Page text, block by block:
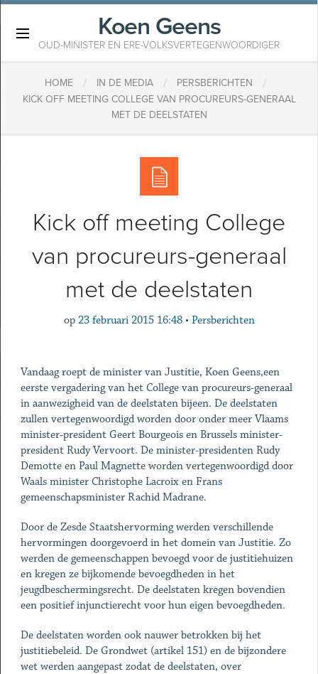
Koen Geens
OUD-MINISTER EN ERE-VOLKSVERTEGENWOORDIGER
HOME / IN DE MEDIA / PERSBERICHTEN /
KICK OFF MEETING COLLEGE VAN PROCUREURS-GENERAAL
MET DE DEELSTATEN
Kick off meeting College
van procureurs-generaal
met de deelstaten
op 23 februari 2015 16:48 • Persberichten
Vandaag roept de minister van Justitie, Koen Geens,een
eerste vergadering van het College van procureurs-generaal
in aanwezigheid van de deelstaten bijeen. De deelstaten
zullen vertegenwoordigd worden door onder meer Vlaams
minister-president Geert Bourgeois en Brussels minister-
president Rudy Vervoort. De minister-presidenten Rudy
Demotte en Paul Magnette worden vertegenwoordigd door
Waals minister Christophe Lacroix en Frans
gemeenschapsminister Rachid Madrane.
Door de Zesde Staatshervorming werden verschillende
hervormingen doorgevoerd in het domein van Justitie. Zo
werden de gemeenschappen bevoegd voor de justitiehuizen
en kregen ze bijkomende bevoegdheden in het
jeugdbeschermingsrecht. De deelstaten kregen bovendien
een positief injunctierecht voor hun eigen bevoegdheden.
De deelstaten worden ook nauwer betrokken bij het
justitiebeleid. De Grondwet (artikel 151) en de bijzondere
wet werden aangepast zodat de deelstaten, over